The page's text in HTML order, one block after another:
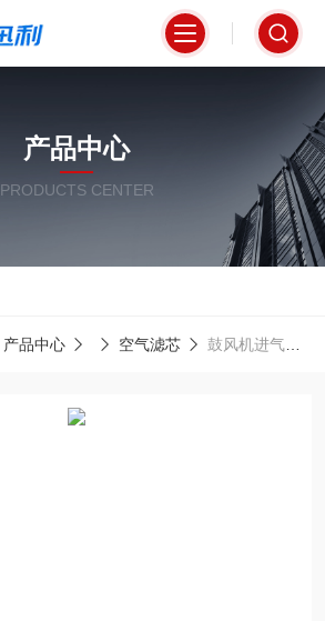
产品中心
PRODUCTS CENTER
产品中心 空气滤芯 鼓风机进气自洁过滤专用空气滤芯320*900